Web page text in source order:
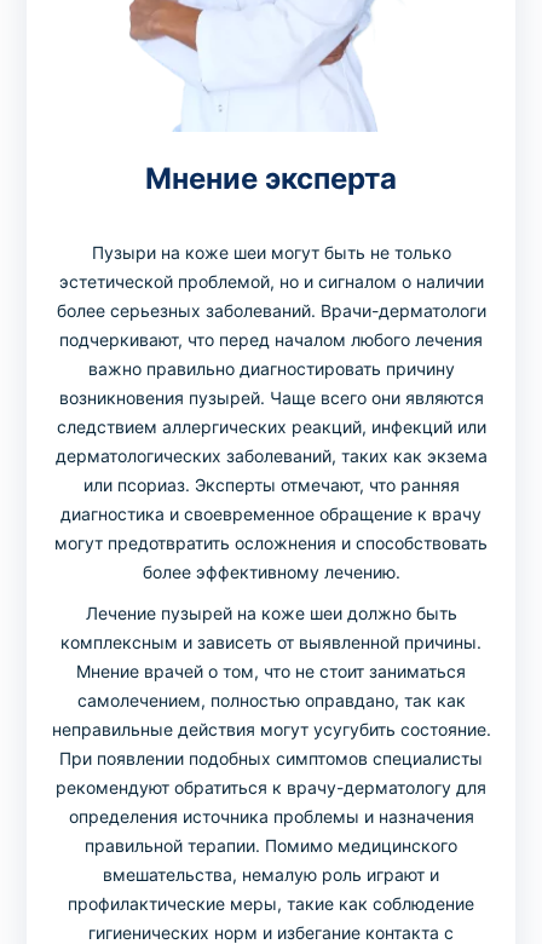
Мнение эксперта
Пузыри на коже шеи могут быть не только
эстетической проблемой, но и сигналом о наличии
более серьезных заболеваний. Врачи-дерматологи
подчеркивают, что перед началом любого лечения
важно правильно диагностировать причину
возникновения пузырей. Чаще всего они являются
следствием аллергических реакций, инфекций или
дерматологических заболеваний, таких как экзема
или псориаз. Эксперты отмечают, что ранняя
диагностика и своевременное обращение к врачу
могут предотвратить осложнения и способствовать
более эффективному лечению.
Лечение пузырей на коже шеи должно быть
комплексным и зависеть от выявленной причины.
Мнение врачей о том, что не стоит заниматься
самолечением, полностью оправдано, так как
неправильные действия могут усугубить состояние.
При появлении подобных симптомов специалисты
рекомендуют обратиться к врачу-дерматологу для
определения источника проблемы и назначения
правильной терапии. Помимо медицинского
вмешательства, немалую роль играют и
профилактические меры, такие как соблюдение
гигиенических норм и избегание контакта с